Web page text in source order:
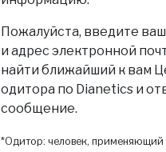
Пожалуйста, введите
и адрес электронной
найти ближайший к вам
одитора по Dianetics и
сообщение.
*Одитор: человек,